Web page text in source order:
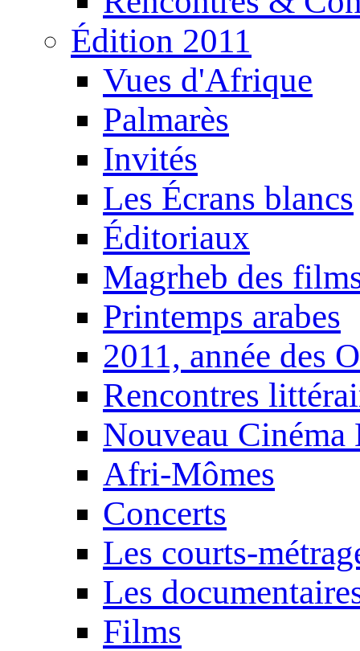
Édition 2011
Vues d'Afrique
Palmarès
Invités
Les Écrans blancs
Éditoriaux
Magrheb des
Printemps arabes
2011, année des
Rencontres
Nouveau Cinéma
Afri-Mômes
Concerts
Les courts-
Les
Films